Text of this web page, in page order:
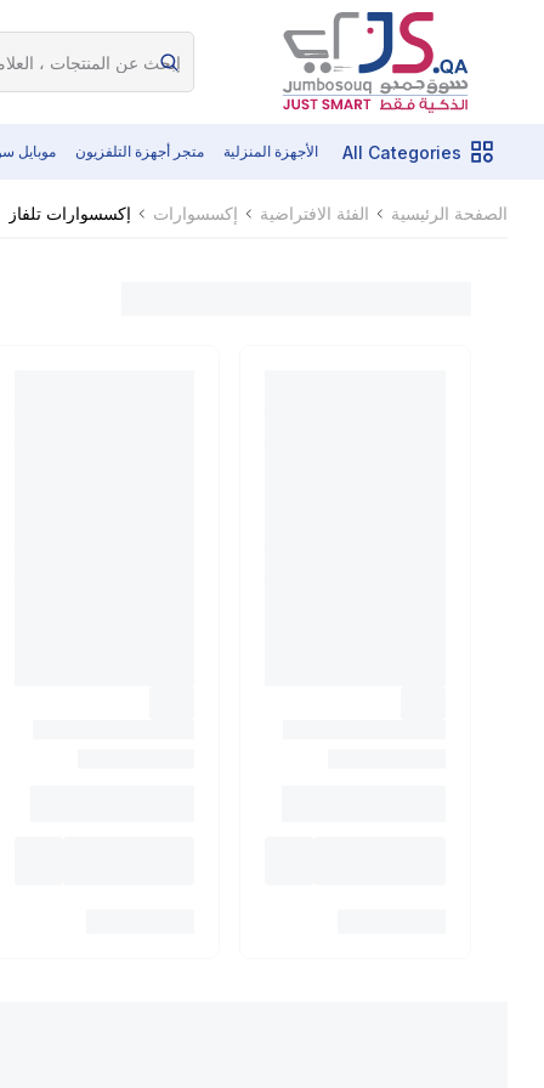
All Categories الأجهزة المنزلية متجر أجهزة التلفزيون موبايل
الصفحة الرئيسية الفئة الافتراضية إكسسوارات إكسسوارات تلفاز